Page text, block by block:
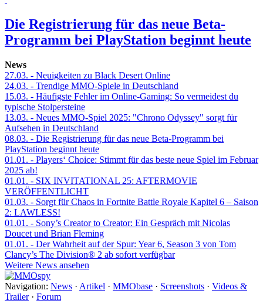
Die Registrierung für das neue Beta-
Programm bei PlayStation beginnt heute
News
27.03. - Neuigkeiten zu Black Desert Online
24.03. - Trendige MMO-Spiele in Deutschland
15.03. - Häufigste Fehler im Online-Gaming: So vermeidest du
typische Stolpersteine
13.03. - Neues MMO-Spiel 2025: "Chrono Odyssey" sorgt für
Aufsehen in Deutschland
08.03. - Die Registrierung für das neue Beta-Programm bei
PlayStation beginnt heute
01.01. - Players‘ Choice: Stimmt für das beste neue Spiel im Februar
2025 ab!
01.01. - SIX INVITATIONAL 25: AFTERMOVIE
VERÖFFENTLICHT
01.03. - Sorgt für Chaos in Fortnite Battle Royale Kapitel 6 – Saison
2: LAWLESS!
01.01. - Sony’s Creator to Creator: Ein Gespräch mit Nicolas
Doucet und Brian Fleming
01.01. - Der Wahrheit auf der Spur: Year 6, Season 3 von Tom
Clancy’s The Division® 2 ab sofort verfügbar
Weitere News ansehen
Navigation: News · Artikel · MMObase · Screenshots · Videos &
Trailer· Forum